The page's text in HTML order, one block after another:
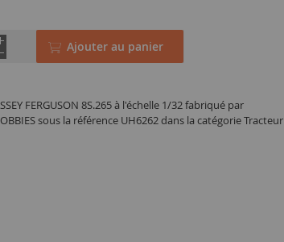
Ajouter au panier
FERGUSON 8S.265 à l'échelle 1/32 fabriqué par
sous la référence UH6262 dans la catégorie Tracteur